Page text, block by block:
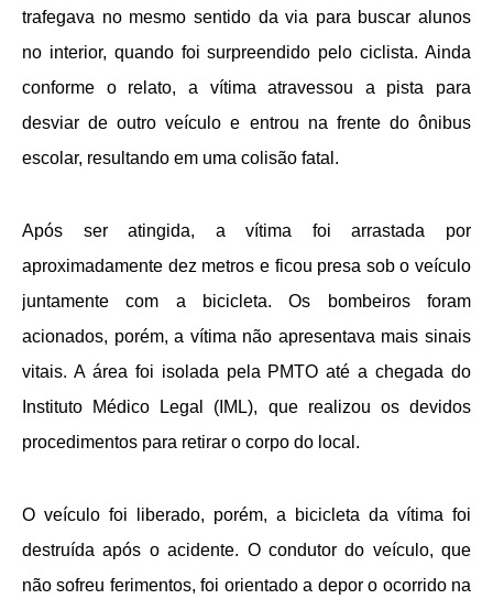
trafegava no mesmo sentido da via para buscar alunos
no interior, quando foi surpreendido pelo ciclista. Ainda
conforme o relato, a vítima atravessou a pista para
desviar de outro veículo e entrou na frente do ônibus
escolar, resultando em uma colisão fatal.
Após ser atingida, a vítima foi arrastada por
aproximadamente dez metros e ficou presa sob o veículo
juntamente com a bicicleta. Os bombeiros foram
acionados, porém, a vítima não apresentava mais sinais
vitais. A área foi isolada pela PMTO até a chegada do
Instituto Médico Legal (IML), que realizou os devidos
procedimentos para retirar o corpo do local.
O veículo foi liberado, porém, a bicicleta da vítima foi
destruída após o acidente. O condutor do veículo, que
não sofreu ferimentos, foi orientado a depor o ocorrido na